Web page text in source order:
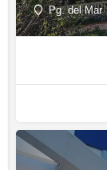
Pg. del Mar